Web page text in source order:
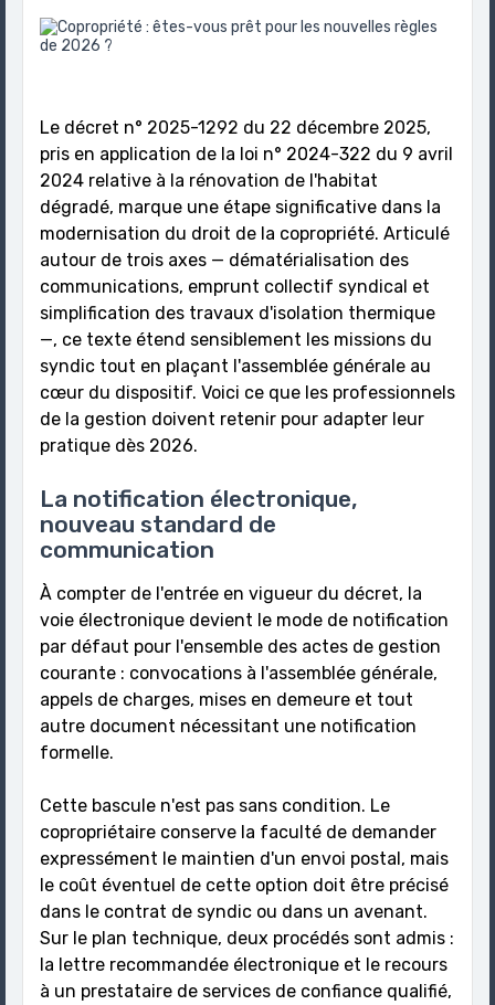
Le décret n° 2025-1292 du 22 décembre 2025,
pris en application de la loi n° 2024-322 du 9 avril
2024 relative à la rénovation de l'habitat
dégradé, marque une étape significative dans la
modernisation du droit de la copropriété. Articulé
autour de trois axes — dématérialisation des
communications, emprunt collectif syndical et
simplification des travaux d'isolation thermique
—, ce texte étend sensiblement les missions du
syndic tout en plaçant l'assemblée générale au
cœur du dispositif. Voici ce que les professionnels
de la gestion doivent retenir pour adapter leur
pratique dès 2026.
La notification électronique,
nouveau standard de
communication
À compter de l'entrée en vigueur du décret, la
voie électronique devient le mode de notification
par défaut pour l'ensemble des actes de gestion
courante : convocations à l'assemblée générale,
appels de charges, mises en demeure et tout
autre document nécessitant une notification
formelle.
Cette bascule n'est pas sans condition. Le
copropriétaire conserve la faculté de demander
expressément le maintien d'un envoi postal, mais
le coût éventuel de cette option doit être précisé
dans le contrat de syndic ou dans un avenant.
Sur le plan technique, deux procédés sont admis :
la lettre recommandée électronique et le recours
à un prestataire de services de confiance qualifié,